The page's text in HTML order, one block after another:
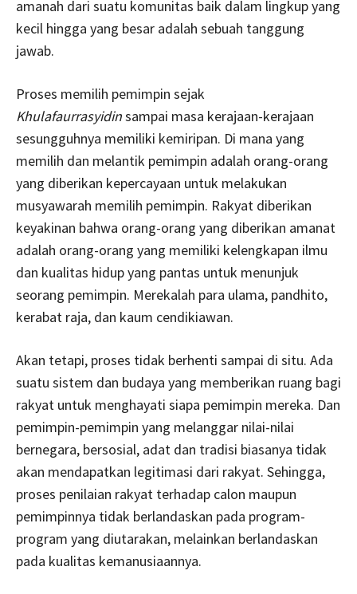
amanah dari suatu komunitas baik dalam lingkup yang
kecil hingga yang besar adalah sebuah tanggung
jawab.
Proses memilih pemimpin sejak
Khulafaurrasyidinsampai masa kerajaan-kerajaan
sesungguhnya memiliki kemiripan. Di mana yang
memilih dan melantik pemimpin adalah orang-orang
yang diberikan kepercayaan untuk melakukan
musyawarah memilih pemimpin. Rakyat diberikan
keyakinan bahwa orang-orang yang diberikan amanat
adalah orang-orang yang memiliki kelengkapan ilmu
dan kualitas hidup yang pantas untuk menunjuk
seorang pemimpin. Merekalah para ulama, pandhito,
kerabat raja, dan kaum cendikiawan.
Akan tetapi, proses tidak berhenti sampai di situ. Ada
suatu sistem dan budaya yang memberikan ruang bagi
rakyat untuk menghayati siapa pemimpin mereka. Dan
pemimpin-pemimpin yang melanggar nilai-nilai
bernegara, bersosial, adat dan tradisi biasanya tidak
akan mendapatkan legitimasi dari rakyat. Sehingga,
proses penilaian rakyat terhadap calon maupun
pemimpinnya tidak berlandaskan pada program-
program yang diutarakan, melainkan berlandaskan
pada kualitas kemanusiaannya.